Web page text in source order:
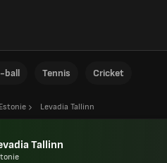
ball Tennis Cricket
Estonie Levadia Tallinn
Tallinn